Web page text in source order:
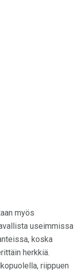
myös
useimmissa
koska
herkkiä.
riippuen